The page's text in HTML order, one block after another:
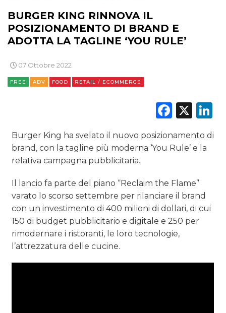
BURGER KING RINNOVA IL
POSIZIONAMENTO DI BRAND E
ADOTTA LA TAGLINE ‘YOU RULE’
07 Ottobre 2022
FREE ADV FOOD RETAIL / ECOMMERCE
X
Burger King ha svelato il nuovo posizionamento di
brand, con la tagline più moderna ‘You Rule’ e la
relativa campagna pubblicitaria.
Il lancio fa parte del piano “Reclaim the Flame”
varato lo scorso settembre per rilanciare il brand
con un investimento di 400 milioni di dollari, di cui
150 di budget pubblicitario e digitale e 250 per
rimodernare i ristoranti, le loro tecnologie,
l’attrezzatura delle cucine.